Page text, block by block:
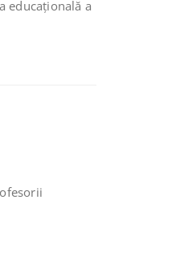
educaţională a